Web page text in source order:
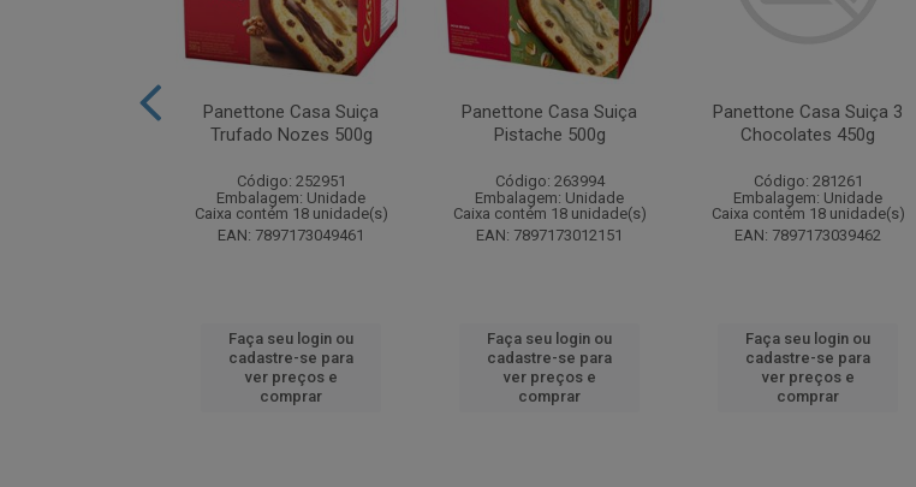
Panettone Casa Suiça
Trufado Nozes 500g
Código: 252951
Embalagem: Unidade
Caixa contém 18 unidade(s)
EAN: 7897173049461
Faça seu login ou
cadastre-se para
ver preços e
comprar
Panettone Casa Suiça
Pistache 500g
Código: 263994
Embalagem: Unidade
Caixa contém 18 unidade(s)
EAN: 7897173012151
Faça seu login ou
cadastre-se para
ver preços e
comprar
Panettone Casa Suiça 3
Chocolates 450g
Código: 281261
Embalagem: Unidade
Caixa contém 18 unidade(s)
EAN: 7897173039462
Faça seu login ou
cadastre-se para
ver preços e
comprar